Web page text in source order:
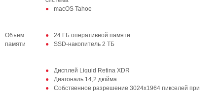
macOS Tahoe
Объем
памяти
24 ГБ оперативной памяти
SSD‑накопитель 2 ТБ
Дисплей Liquid Retina XDR
Диагональ 14,2 дюйма
Собственное разрешение 3024x1964 пикселей при